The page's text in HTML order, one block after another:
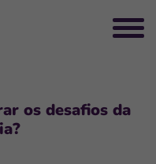
os desafios da